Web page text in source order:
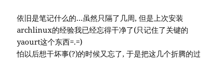
依旧是笔记什么的…虽然只隔了几周, 但是上次安装
archlinux的经验我已经忘得干净了(只记住了关键的
yaourt这个东西=.=)
怕以后想干坏事(?)的时候又忘了, 于是把这几个折腾的过